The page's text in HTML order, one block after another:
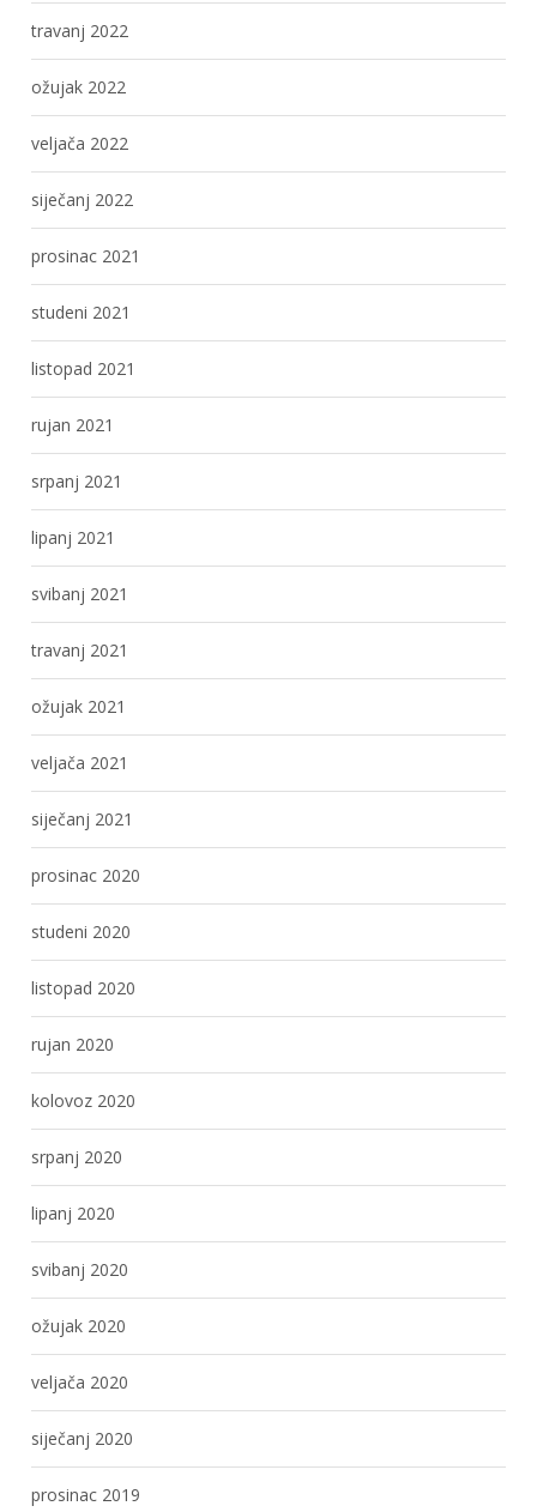
travanj 2022
ožujak 2022
veljača 2022
siječanj 2022
prosinac 2021
studeni 2021
listopad 2021
rujan 2021
srpanj 2021
lipanj 2021
svibanj 2021
travanj 2021
ožujak 2021
veljača 2021
siječanj 2021
prosinac 2020
studeni 2020
listopad 2020
rujan 2020
kolovoz 2020
srpanj 2020
lipanj 2020
svibanj 2020
ožujak 2020
veljača 2020
siječanj 2020
prosinac 2019